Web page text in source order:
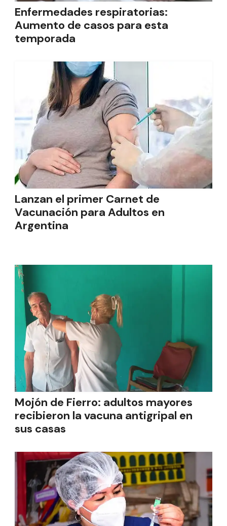
Enfermedades respiratorias:
Aumento de casos para esta
temporada
Lanzan el primer Carnet de
Vacunación para Adultos en
Argentina
Mojón de Fierro: adultos mayores
recibieron la vacuna antigripal en
sus casas